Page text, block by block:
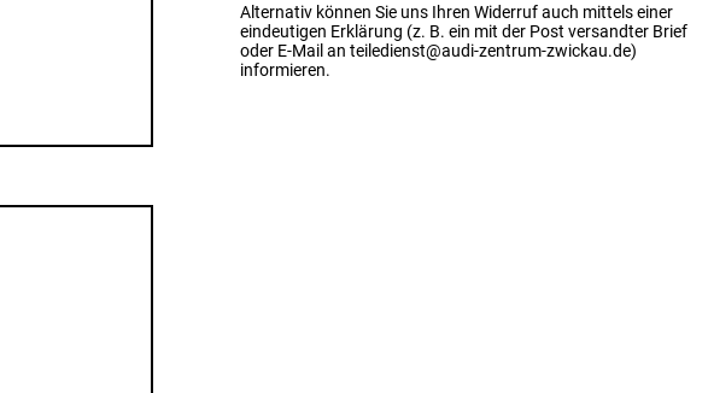
Alternativ können Sie uns Ihren Widerruf auch mittels einer
eindeutigen Erklärung (z. B. ein mit der Post versandter Brief
oder E-Mail an teiledienst@audi-zentrum-zwickau.de)
informieren.